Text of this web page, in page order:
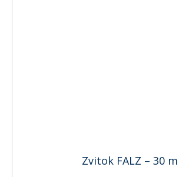
Zvitok FALZ – 30 m